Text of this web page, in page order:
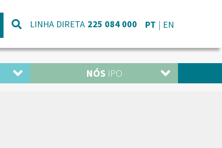
LINHA DIRETA 225 084 000 PT EN
NÓS IPO